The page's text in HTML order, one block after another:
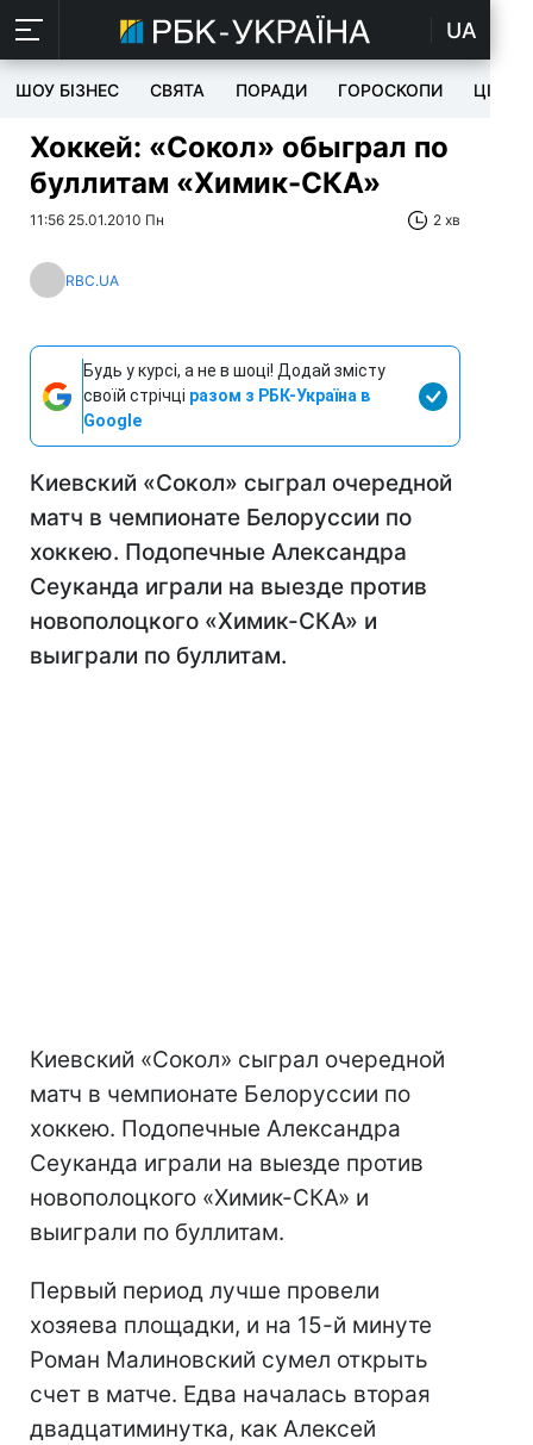
UA
ШОУ БІЗНЕС СВЯТА ПОРАДИ ГОРОСКОПИ ЦІКАВЕ
Хоккей: «Сокол» обыграл по
буллитам «Химик-СКА»
11:56 25.01.2010 Пн 2 хв
RBC.UA
Будь у курсі, а не в шоці! Додай змісту
своїй стрічці разом з РБК-Україна в
Google
Киевский «Сокол» сыграл очередной
матч в чемпионате Белоруссии по
хоккею. Подопечные Александра
Сеуканда играли на выезде против
новополоцкого «Химик-СКА» и
выиграли по буллитам.
Киевский «Сокол» сыграл очередной
матч в чемпионате Белоруссии по
хоккею. Подопечные Александра
Сеуканда играли на выезде против
новополоцкого «Химик-СКА» и
выиграли по буллитам.
Первый период лучше провели
хозяева площадки, и на 15-й минуте
Роман Малиновский сумел открыть
счет в матче. Едва началась вторая
двадцатиминутка, как Алексей